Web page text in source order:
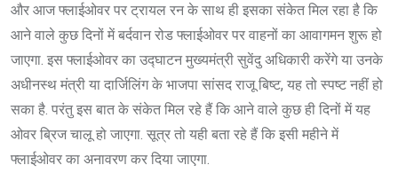
और आज फ्लाईओवर पर ट्रायल रन के साथ ही इसका संकेत मिल रहा है कि
आने वाले कुछ दिनों में बर्दवान रोड फ्लाईओवर पर वाहनों का आवागमन शुरू हो
जाएगा. इस फ्लाईओवर का उद्घाटन मुख्यमंत्री सुवेंदु अधिकारी करेंगे या उनके
अधीनस्थ मंत्री या दार्जिलिंग के भाजपा सांसद राजू बिष्ट, यह तो स्पष्ट नहीं हो
सका है. परंतु इस बात के संकेत मिल रहे हैं कि आने वाले कुछ ही दिनों में यह
ओवर ब्रिज चालू हो जाएगा. सूत्र तो यही बता रहे हैं कि इसी महीने में
फ्लाईओवर का अनावरण कर दिया जाएगा.